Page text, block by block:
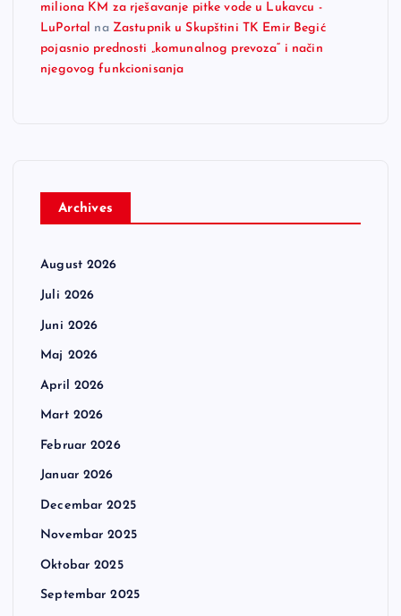
miliona KM za rješavanje pitke vode u Lukavcu -
LuPortal na Zastupnik u Skupštini TK Emir Begić
pojasnio prednosti „komunalnog prevoza“ i način
njegovog funkcionisanja
Archives
August 2026
Juli 2026
Juni 2026
Maj 2026
April 2026
Mart 2026
Februar 2026
Januar 2026
Decembar 2025
Novembar 2025
Oktobar 2025
Septembar 2025